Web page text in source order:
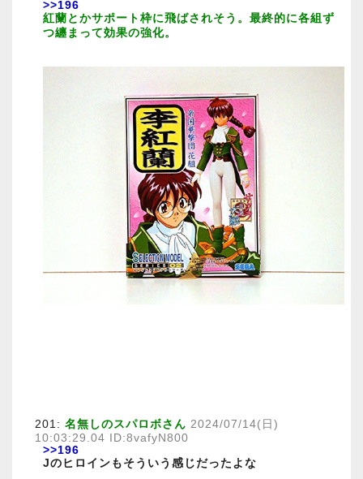
>>196
紅蘭とかサポート枠に飛ばされそう。最終的に各組ず
つ纏まって効果の強化。
201: 名無しのスパロボさん 2024/07/14(日)
10:03:29.04 ID:8vafyN800
>>196
Jのヒロインもそういう感じだったよな